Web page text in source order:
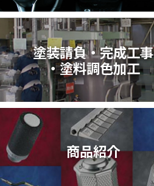
塗装請負・完成工事
・塗料調色加工
商品紹介